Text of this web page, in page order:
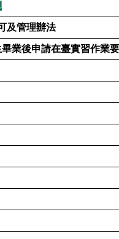
及管理辦法
業後申請在臺實習作業